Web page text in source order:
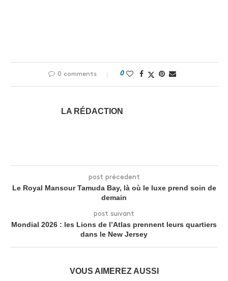
0 comments 0
LA RÉDACTION
post précedent
Le Royal Mansour Tamuda Bay, là où le luxe prend soin de
demain
post suivant
Mondial 2026 : les Lions de l’Atlas prennent leurs quartiers
dans le New Jersey
VOUS AIMEREZ AUSSI